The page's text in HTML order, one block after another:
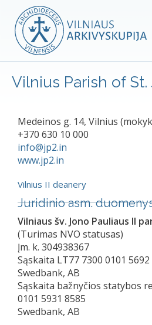
Vilnius Parish of St.
Medeinos g. 14, Vilnius
+370 630 10 000
info@jp2.in
www.jp2.in
Vilnius II deanery
Juridinio asm.
Vilniaus šv. Jono Pauliaus II
(Turimas NVO statusas)
Įm. k. 304938367
Sąskaita LT77 7300 0101 5692
Swedbank, AB
Sąskaita bažnyčios statybos
0101 5931 8585
Swedbank, AB